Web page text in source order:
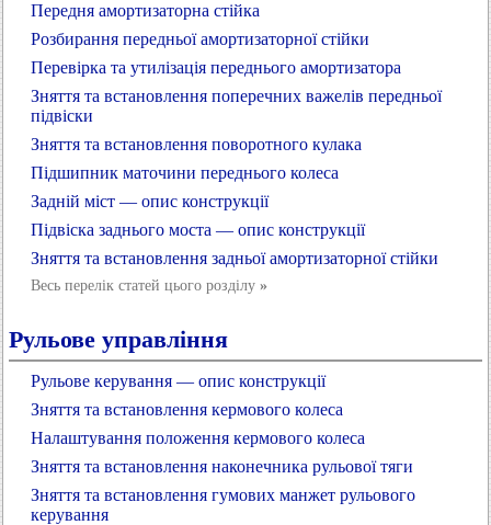
Передня амортизаторна стійка
Розбирання передньої амортизаторної стійки
Перевірка та утилізація переднього амортизатора
Зняття та встановлення поперечних важелів передньої
підвіски
Зняття та встановлення поворотного кулака
Підшипник маточини переднього колеса
Задній міст — опис конструкції
Підвіска заднього моста — опис конструкції
Зняття та встановлення задньої амортизаторної стійки
Весь перелік статей цього розділу »
Рульове управління
Рульове керування — опис конструкції
Зняття та встановлення кермового колеса
Налаштування положення кермового колеса
Зняття та встановлення наконечника рульової тяги
Зняття та встановлення гумових манжет рульового
керування